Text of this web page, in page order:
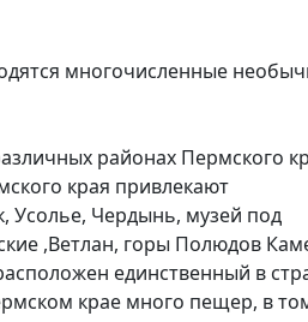
многочисленные
районах Пермского
края привлекают
Усолье, Чердынь, музей под
,Ветлан, горы Полюдов
единственный в
крае много пещер, в